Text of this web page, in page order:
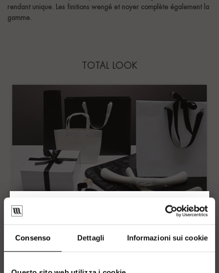
Consenso Dettagli Informazioni sui cookie
rendant unique. Les finitions wengé et noyer complète également la
gamme.
TOTAL LOOK
TOTAL LOOK
Tout est à votre effigie : des cintres aux housses de
propose une gamme de produits personnalisables et